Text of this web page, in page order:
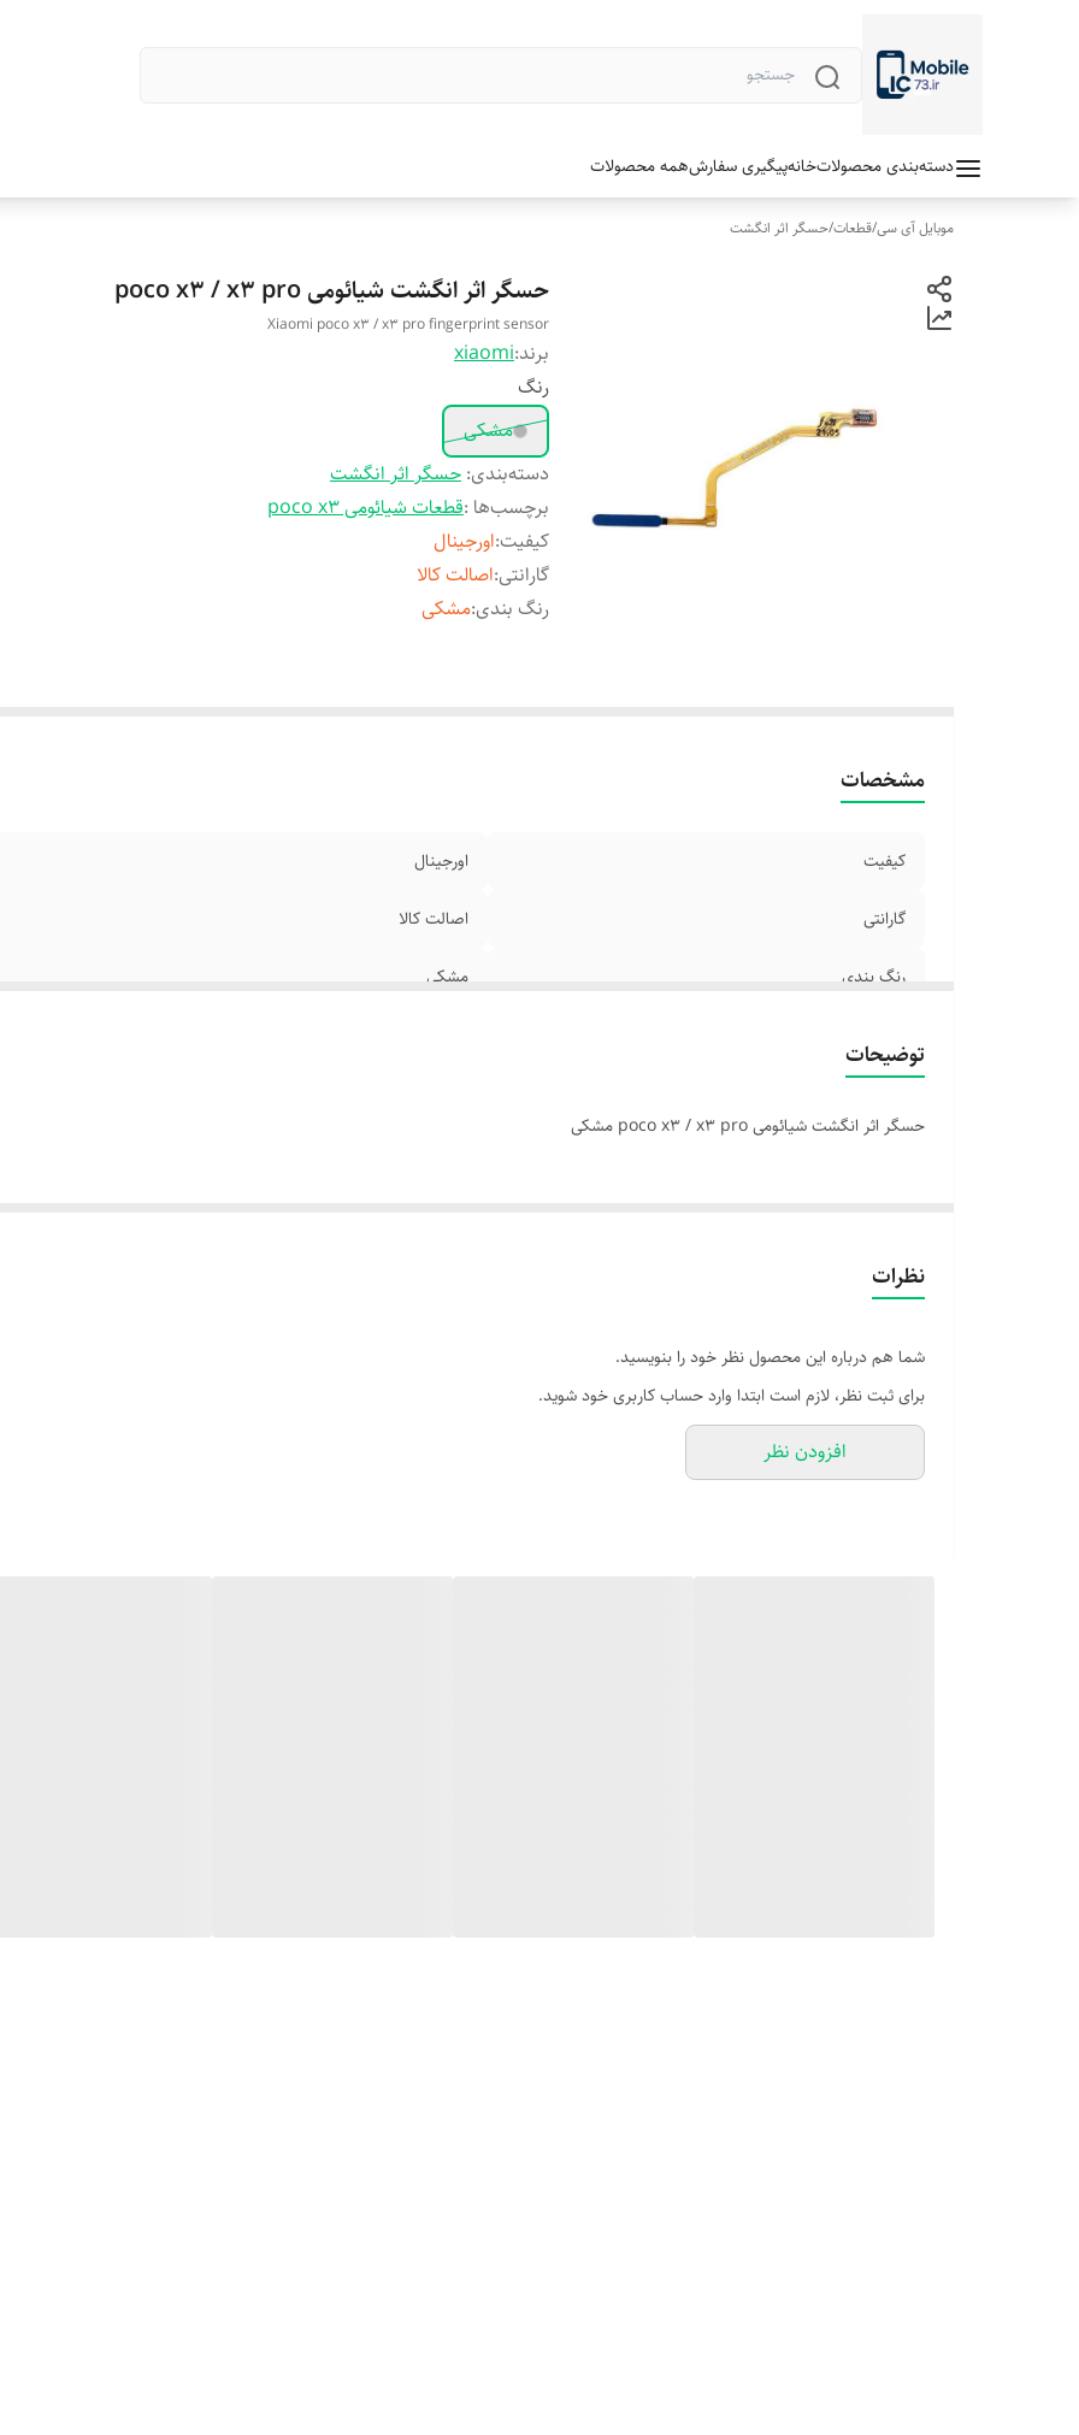
دسته‌بندی محصولاتخانهپیگیری سفارشهمه محصولات
موبایل آی سی/قطعات/حسگر اثر انگشت
حسگر اثر انگشت شیائومی poco x3 / x3 pro
Xiaomi poco x3 / x3 pro fingerprint sensor
برند:xiaomi
رنگ
مشکی
دسته‌بندی: حسگر اثر انگشت
برچسب‌ها :قطعات شیائومی poco x3
کیفیت:اورجینال
گارانتی:اصالت کالا
رنگ بندی:مشکی
مشخصات
کیفیت اورجینال
گارانتی اصالت کالا
رنگ بندی مشکی
توضیحات
حسگر اثر انگشت شیائومی poco x3 / x3 pro مشکی
نظرات
شما هم درباره این محصول نظر خود را بنویسید.
برای ثبت نظر، لازم است ابتدا وارد حساب کاربری خود شوید.
افزودن نظر